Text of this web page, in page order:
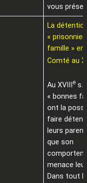
vous
La
«
famille »
Comté au
Au XVIIIe s.,
« bonnes
ont la
faire détenir
leurs
que son
menace
Dans tout